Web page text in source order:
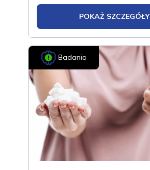
POKAŻ SZCZEGÓŁY
Badania